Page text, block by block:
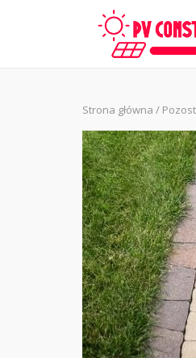
Strona główna /